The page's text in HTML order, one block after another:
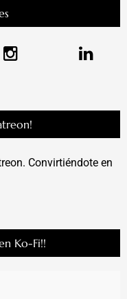
Convirtiéndote en
Ko-Fi!!